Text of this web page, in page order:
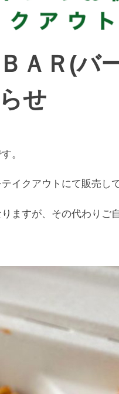
ＡＲ(バ
せ
。
イクアウトにて販売し
ますが、その代わりご